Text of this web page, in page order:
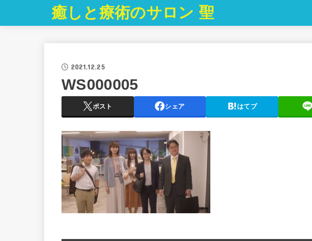
癒しと療術のサロン 聖
2021.12.25
WS000005
ポスト シェア はてブ